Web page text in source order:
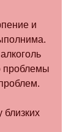
проблемы